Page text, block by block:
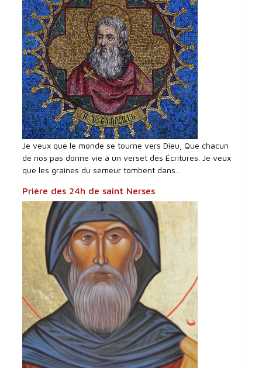
Je veux que le monde se tourne vers Dieu, Que chacun
de nos pas donne vie à un verset des Écritures. Je veux
que les graines du semeur tombent dans...
Prière des 24h de saint Nerses